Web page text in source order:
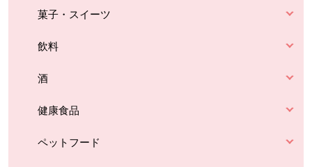
菓子・スイーツ
飲料
酒
健康食品
ペットフード